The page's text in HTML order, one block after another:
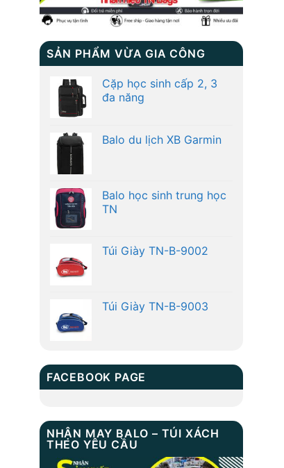
SẢN PHẨM VỪA GIA CÔNG
Cặp học sinh cấp 2, 3
đa năng
Balo du lịch XB Garmin
Balo học sinh trung học
TN
Túi Giày TN-B-9002
Túi Giày TN-B-9003
FACEBOOK PAGE
NHẬN MAY BALO – TÚI XÁCH
THEO YÊU CẦU